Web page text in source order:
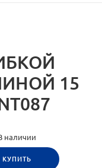
15
наличии
КУПИТЬ